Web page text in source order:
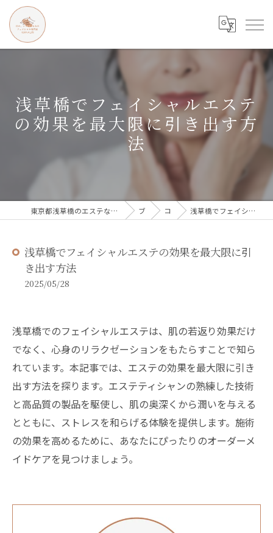
浅草橋でフェイシャルエステ
の効果を最大限に引き出す方
法
東京都浅草橋のエステなら目の、シワとたるみのフェイシャル専門店 regalo ブログ コラム 浅草橋でフェイシャルエステの効果を最大限に引き出す方法
浅草橋でフェイシャルエステの効果を最大限に引
き出す方法
2025/05/28
浅草橋でのフェイシャルエステは、肌の若返り効果だけ
でなく、心身のリラクゼーションをもたらすことで知ら
れています。本記事では、エステの効果を最大限に引き
出す方法を探ります。エステティシャンの熟練した技術
と高品質の製品を駆使し、肌の奥深くから潤いを与える
とともに、ストレスを和らげる体験を提供します。施術
の効果を高めるために、あなたにぴったりのオーダーメ
イドケアを見つけましょう。